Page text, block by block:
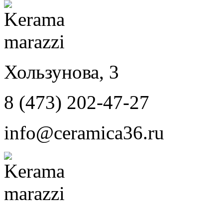
Хользунова, 3
8 (473) 202-47-27
info@ceramica36.ru